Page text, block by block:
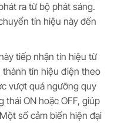
ra từ bộ phát sáng.
tín hiệu này đến
tiếp nhận tín hiệu từ
tín hiệu điện theo
vượt quá ngưỡng quy
ON hoặc OFF, giúp
số cảm biến hiện đại